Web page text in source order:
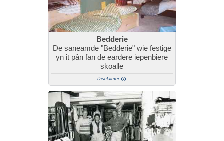
Bedderie
De saneamde "Bedderie" wie festige
yn it pân fan de eardere iepenbiere
skoalle
Disclaimer